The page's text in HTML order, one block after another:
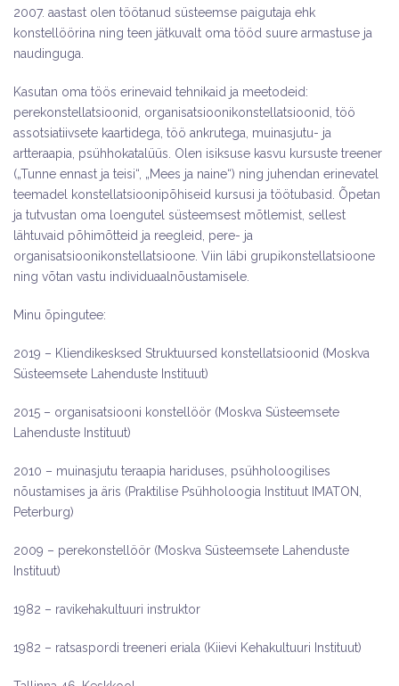
2007. aastast olen töötanud süsteemse paigutaja ehk
konstellöörina ning teen jätkuvalt oma tööd suure armastuse ja
naudinguga.
Kasutan oma töös erinevaid tehnikaid ja meetodeid:
perekonstellatsioonid, organisatsioonikonstellatsioonid, töö
assotsiatiivsete kaartidega, töö ankrutega, muinasjutu- ja
artteraapia, psühhokatalüüs. Olen isiksuse kasvu kursuste treener
(„Tunne ennast ja teisi“, „Mees ja naine“) ning juhendan erinevatel
teemadel konstellatsioonipõhiseid kursusi ja töötubasid. Õpetan
ja tutvustan oma loengutel süsteemsest mõtlemist, sellest
lähtuvaid põhimõtteid ja reegleid, pere- ja
organisatsioonikonstellatsioone. Viin läbi grupikonstellatsioone
ning võtan vastu individuaalnõustamisele.
Minu õpingutee:
2019 – Kliendikesksed Struktuursed konstellatsioonid (Moskva
Süsteemsete Lahenduste Instituut)
2015 – organisatsiooni konstellöör (Moskva Süsteemsete
Lahenduste Instituut)
2010 – muinasjutu teraapia hariduses, psühholoogilises
nõustamises ja äris (Praktilise Psühholoogia Instituut IMATON,
Peterburg)
2009 – perekonstellöör (Moskva Süsteemsete Lahenduste
Instituut)
1982 – ravikehakultuuri instruktor
1982 – ratsaspordi treeneri eriala (Kiievi Kehakultuuri Instituut)